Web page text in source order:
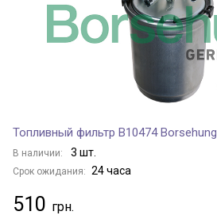
Топливный фильтр B10474 Borsehung
В наличии: 3 шт.
Срок ожидания: 24 часа
510